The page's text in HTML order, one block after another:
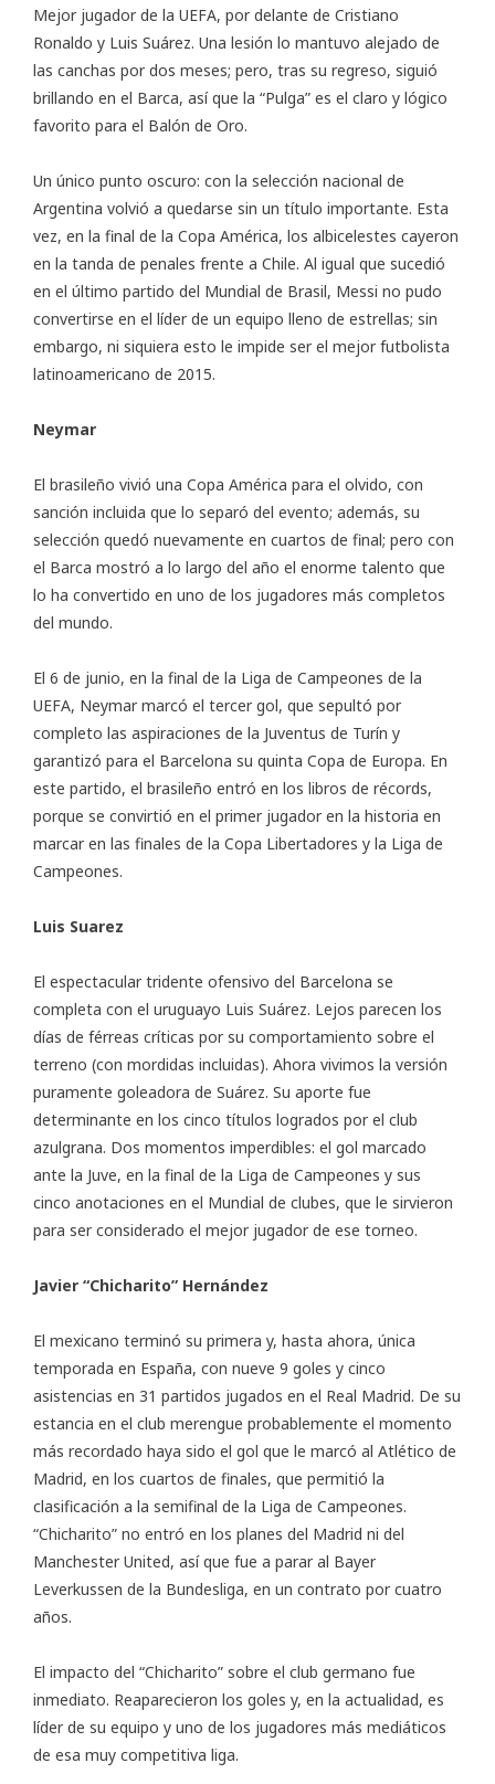
Mejor jugador de la UEFA, por delante de Cristiano
Ronaldo y Luis Suárez. Una lesión lo mantuvo alejado de
las canchas por dos meses; pero, tras su regreso, siguió
brillando en el Barca, así que la “Pulga” es el claro y lógico
favorito para el Balón de Oro.
Un único punto oscuro: con la selección nacional de
Argentina volvió a quedarse sin un título importante. Esta
vez, en la final de la Copa América, los albicelestes cayeron
en la tanda de penales frente a Chile. Al igual que sucedió
en el último partido del Mundial de Brasil, Messi no pudo
convertirse en el líder de un equipo lleno de estrellas; sin
embargo, ni siquiera esto le impide ser el mejor futbolista
latinoamericano de 2015.
Neymar
El brasileño vivió una Copa América para el olvido, con
sanción incluida que lo separó del evento; además, su
selección quedó nuevamente en cuartos de final; pero con
el Barca mostró a lo largo del año el enorme talento que
lo ha convertido en uno de los jugadores más completos
del mundo.
El 6 de junio, en la final de la Liga de Campeones de la
UEFA, Neymar marcó el tercer gol, que sepultó por
completo las aspiraciones de la Juventus de Turín y
garantizó para el Barcelona su quinta Copa de Europa. En
este partido, el brasileño entró en los libros de récords,
porque se convirtió en el primer jugador en la historia en
marcar en las finales de la Copa Libertadores y la Liga de
Campeones.
Luis Suarez
El espectacular tridente ofensivo del Barcelona se
completa con el uruguayo Luis Suárez. Lejos parecen los
días de férreas críticas por su comportamiento sobre el
terreno (con mordidas incluidas). Ahora vivimos la versión
puramente goleadora de Suárez. Su aporte fue
determinante en los cinco títulos logrados por el club
azulgrana. Dos momentos imperdibles: el gol marcado
ante la Juve, en la final de la Liga de Campeones y sus
cinco anotaciones en el Mundial de clubes, que le sirvieron
para ser considerado el mejor jugador de ese torneo.
Javier “Chicharito” Hernández
El mexicano terminó su primera y, hasta ahora, única
temporada en España, con nueve 9 goles y cinco
asistencias en 31 partidos jugados en el Real Madrid. De su
estancia en el club merengue probablemente el momento
más recordado haya sido el gol que le marcó al Atlético de
Madrid, en los cuartos de finales, que permitió la
clasificación a la semifinal de la Liga de Campeones.
“Chicharito” no entró en los planes del Madrid ni del
Manchester United, así que fue a parar al Bayer
Leverkussen de la Bundesliga, en un contrato por cuatro
años.
El impacto del “Chicharito” sobre el club germano fue
inmediato. Reaparecieron los goles y, en la actualidad, es
líder de su equipo y uno de los jugadores más mediáticos
de esa muy competitiva liga.